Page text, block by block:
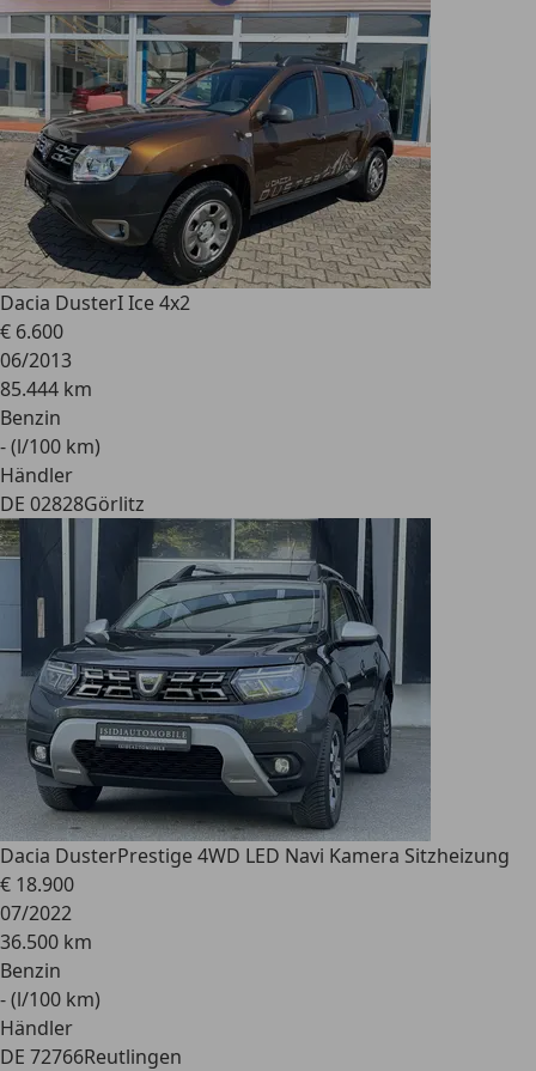
Dacia DusterI Ice 4x2
€ 6.600
06/2013
85.444 km
Benzin
- (l/100 km)
Händler
DE 02828Görlitz
Dacia DusterPrestige 4WD LED Navi Kamera Sitzheizung
€ 18.900
07/2022
36.500 km
Benzin
- (l/100 km)
Händler
DE 72766Reutlingen